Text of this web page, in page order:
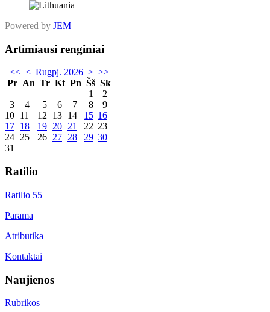
Powered by JEM
Artimiausi renginiai
<< < Rugpj. 2026 > >>
Pr An Tr Kt Pn Šš Sk
1
2
3
4 5 6 7 8
9
10 11 12 13 14 15 16
17 18 19 20 21 22 23
24 25 26 27 28 29 30
31
Ratilio
Ratilio 55
Parama
Atributika
Kontaktai
Naujienos
Rubrikos